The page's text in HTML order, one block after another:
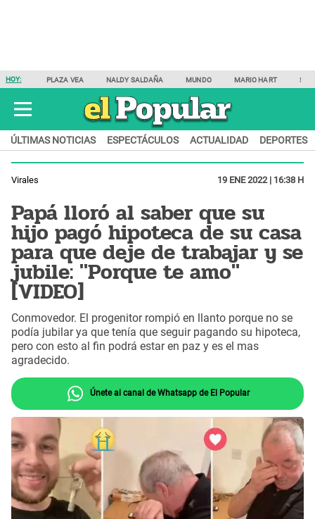
HOY: PLAZA VEA NALDY SALDAÑA MUNDO MARIO HART
ÚLTIMAS NOTICIAS ESPECTÁCULOS ACTUALIDAD DEPORTES
Virales 19 ENE 2022 | 16:38 H
Papá lloró al saber que su
hijo pagó hipoteca de su casa
para que deje de trabajar y se
jubile: "Porque te amo"
[VIDEO]
Conmovedor. El progenitor rompió en llanto porque no se
podía jubilar ya que tenía que seguir pagando su hipoteca,
pero con esto al fin podrá estar en paz y es el mas
agradecido.
Únete al canal de Whatsapp de El Popular